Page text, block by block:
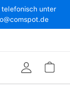
telefonisch unter